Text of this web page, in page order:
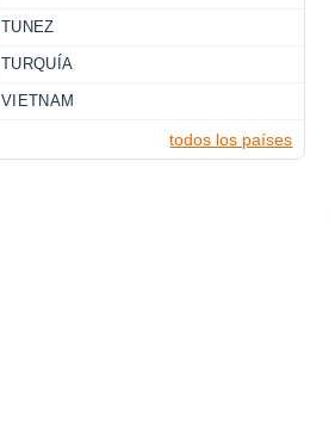
TUNEZ
TURQUÍA
VIETNAM
todos los países